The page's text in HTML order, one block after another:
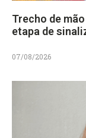
Trecho de
etapa de
07/08/2026